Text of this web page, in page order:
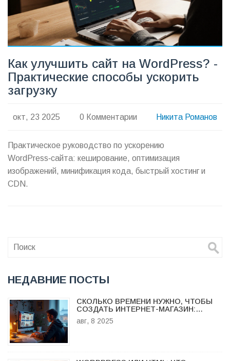
Как улучшить сайт на WordPress? -
Практические способы ускорить
загрузку
окт, 23 2025 0 Комментарии Никита Романов
Практическое руководство по ускорению
WordPress‑сайта: кеширование, оптимизация
изображений, минификация кода, быстрый хостинг и
CDN.
НЕДАВНИЕ ПОСТЫ
СКОЛЬКО ВРЕМЕНИ НУЖНО, ЧТОБЫ
СОЗДАТЬ ИНТЕРНЕТ-МАГАЗИН:
РЕАЛЬНЫЕ СРОКИ И ЭТАПЫ
авг, 8 2025